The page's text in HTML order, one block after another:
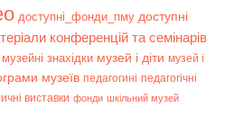
доступні_фонди_пму доступні
конференцій та семінарів
музейні знахідки музей і діти музей і
музеїв педагогині педагогічні
виставки фонди шкільний музей